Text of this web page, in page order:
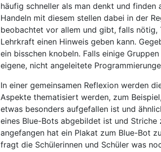
häufig schneller als man denkt und
Handeln mit diesem stellen dabei in der
beobachtet vor allem und gibt, falls nötig,
Lehrkraft einen Hinweis geben kann.
ein bisschen knobeln. Falls einige
eigene, nicht angeleitete
In einer gemeinsamen Reflexion werden
Aspekte thematisiert werden, zum
etwas besonders aufgefallen ist und
eines Blue-Bots abgebildet ist und Striche
angefangen hat ein Plakat zum Blue-Bot
fragt die Schülerinnen und Schüler was